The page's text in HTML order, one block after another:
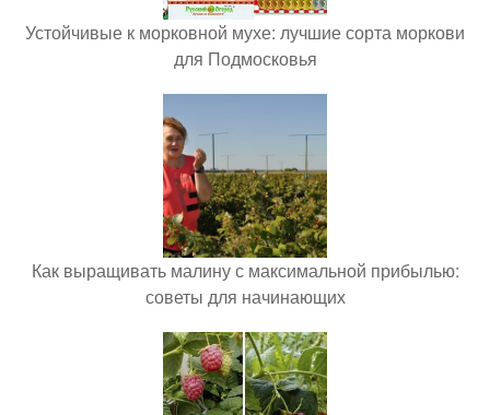
Устойчивые к морковной мухе: лучшие сорта моркови
для Подмосковья
Как выращивать малину с максимальной прибылью:
советы для начинающих